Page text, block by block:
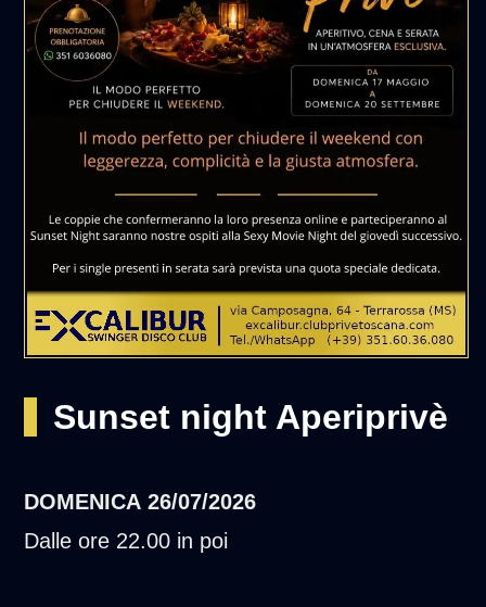
Sunset night Aperiprivè
DOMENICA 26/07/2026
Dalle ore 22.00 in poi